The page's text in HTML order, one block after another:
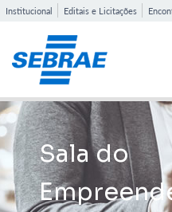
Institucional Editais e Licitações
Sala do